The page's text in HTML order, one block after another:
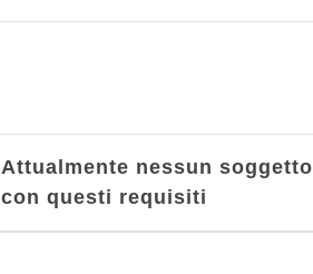
Attualmente nessun soggetto
con questi requisiti